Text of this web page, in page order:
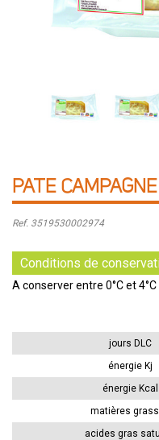
PATE
Ref. 3519530002974
Conditions de
A conserver entre 0°C et 4°C
jours DLC
énergie Kj
énergie Kcal
matières
acides gras